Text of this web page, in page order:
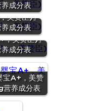
成分表
美赞臣)』
成分表
，美赞臣)』
成分表
宝A+，美赞
养成分表